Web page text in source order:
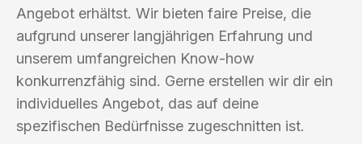
Angebot erhältst. Wir bieten faire Preise, die
aufgrund unserer langjährigen Erfahrung und
unserem umfangreichen Know-how
konkurrenzfähig sind. Gerne erstellen wir dir ein
individuelles Angebot, das auf deine
spezifischen Bedürfnisse zugeschnitten ist.